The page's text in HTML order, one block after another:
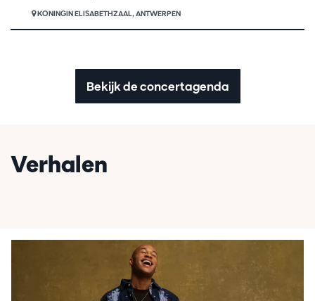
KONINGIN ELISABETHZAAL, ANTWERPEN
Bekijk de concertagenda
Verhalen